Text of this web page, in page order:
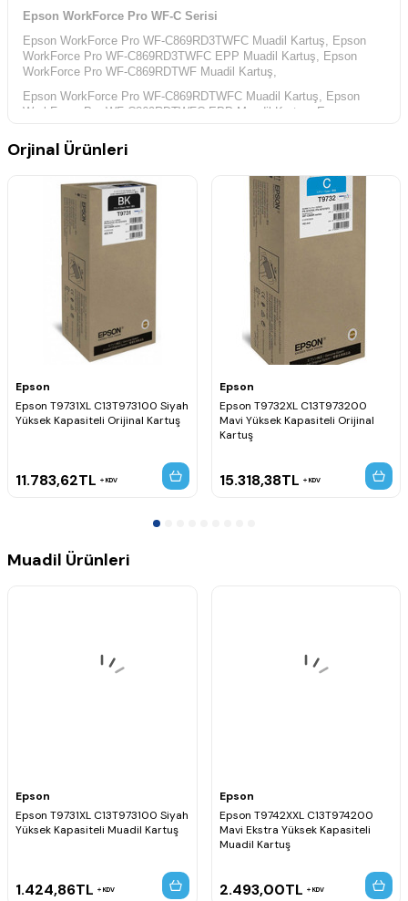
Epson WorkForce Pro WF-C Serisi
Epson WorkForce Pro WF-C869RD3TWFC Muadil Kartuş, Epson
WorkForce Pro WF-C869RD3TWFC EPP Muadil Kartuş, Epson
WorkForce Pro WF-C869RDTWF Muadil Kartuş,
Epson WorkForce Pro WF-C869RDTWFC Muadil Kartuş, Epson
WorkForce Pro WF-C869RDTWFC EPP Muadil Kartuş,
Epson
Orjinal Ürünleri
Epson
Epson T9731XL C13T973100 Siyah
Yüksek Kapasiteli Orijinal Kartuş
11.783,62TL KDV
Epson
Epson T9732XL C13T973200
Mavi Yüksek Kapasiteli Orijinal
Kartuş
15.318,38TL KDV
Muadil Ürünleri
Epson
Epson T9731XL C13T973100 Siyah
Yüksek Kapasiteli Muadil Kartuş
1.424,86TL KDV
Epson
Epson T9742XXL C13T974200
Mavi Ekstra Yüksek Kapasiteli
Muadil Kartuş
2.493,00TL KDV